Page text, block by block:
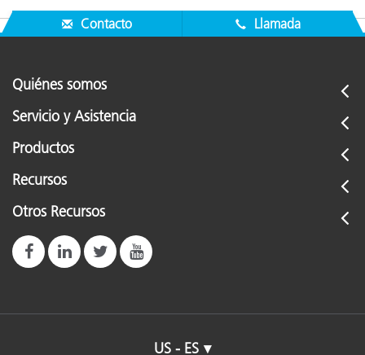
Contacto Llamada
Quiénes somos
Servicio y Asistencia
Productos
Recursos
Otros Recursos
US - ES